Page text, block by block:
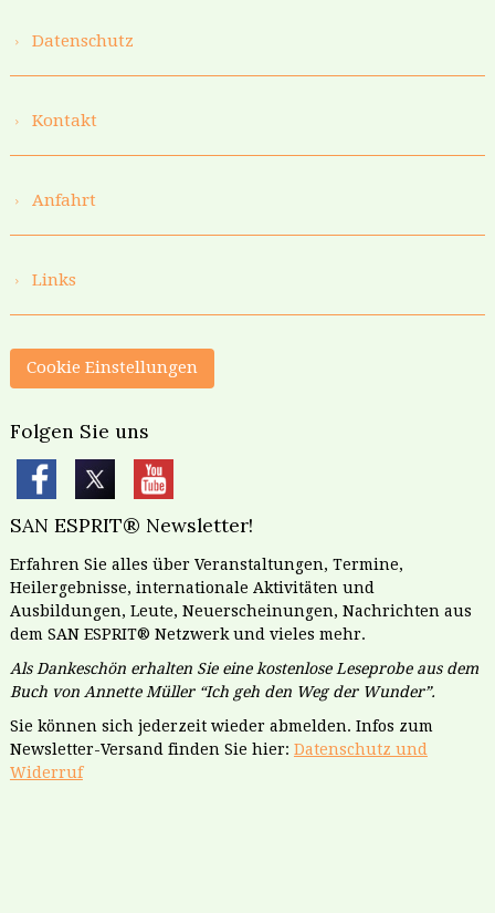
Datenschutz
Kontakt
Anfahrt
Links
Cookie Einstellungen
Folgen Sie uns
SAN ESPRIT® Newsletter!
Erfahren Sie alles über Veranstaltungen, Termine,
Heilergebnisse, internationale Aktivitäten und
Ausbildungen, Leute, Neuerscheinungen, Nachrichten aus
dem SAN ESPRIT® Netzwerk und vieles mehr.
Als Dankeschön erhalten Sie eine kostenlose Leseprobe aus dem
Buch von Annette Müller “Ich geh den Weg der Wunder”.
Sie können sich jederzeit wieder abmelden. Infos zum
Newsletter-Versand finden Sie hier: Datenschutz und
Widerruf